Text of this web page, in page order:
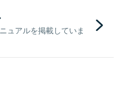
ュアルを掲載していま